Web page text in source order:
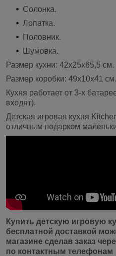
Солонка.
Лопатка.
Половник.
Шумовка.
Размер кухни: 42x25x65,5 см.
Размер коробки: 49x10x41 см.
Кухня работает от 3-х
входят).
Детская игровая кухня
отличным подарком
Купить детскую игровую
бесплатной доставкой
магазине сделав заказ
по контактным телефонам